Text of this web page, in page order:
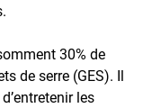
30% de
de serre (GES). Il
les